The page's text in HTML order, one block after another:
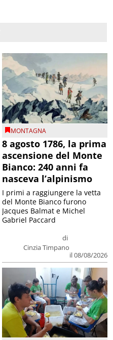
MONTAGNA
8 agosto 1786, la prima
ascensione del Monte
Bianco: 240 anni fa
nasceva l’alpinismo
di
Cinzia Timpano
il 08/08/2026
I primi a raggiungere la vetta
del Monte Bianco furono
Jacques Balmat e Michel
Gabriel Paccard